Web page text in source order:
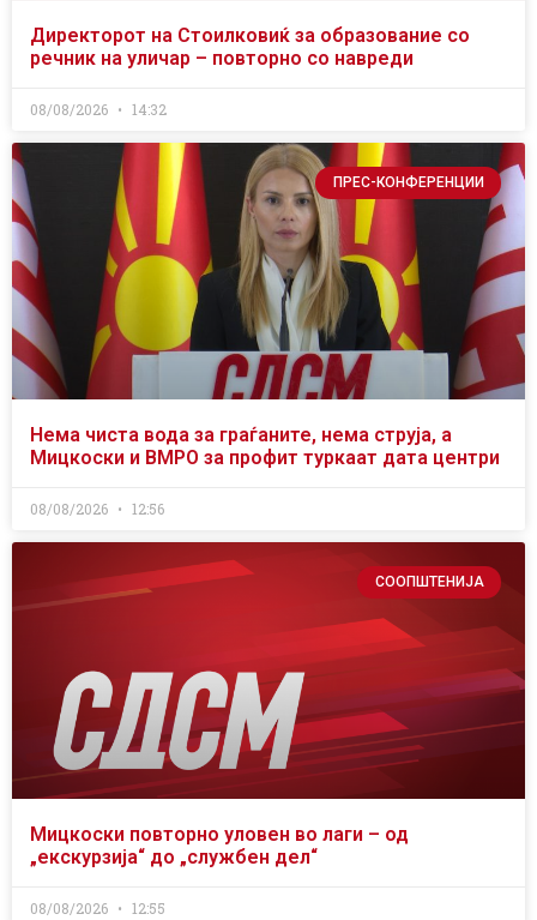
Директорот на Стоилковиќ за образование со
речник на уличар – повторно со навреди
08/08/2026 14:32
ПРЕС-КОНФЕРЕНЦИИ
Нема чиста вода за граѓаните, нема струја, а
Мицкоски и ВМРО за профит туркаат дата центри
08/08/2026 12:56
СООПШТЕНИЈА
Мицкоски повторно уловен во лаги – од
„екскурзија“ до „службен дел“
08/08/2026 12:55